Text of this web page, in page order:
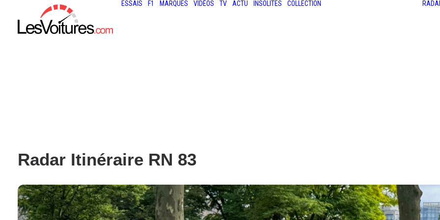
ESSAIS F1 MARQUES VIDÉOS TV ACTU INSOLITES COLLECTION
Radar Itinéraire RN 83